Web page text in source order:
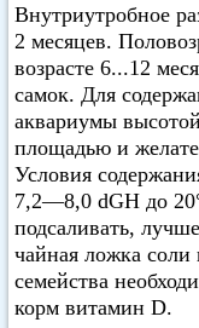
Внутриутробное
2 месяцев.
возрасте 6...12
самок. Для
аквариумы
площадью и
Условия
7,2—8,0 dGH до
подсаливать,
чайная ложка
семейства
корм витамин D.